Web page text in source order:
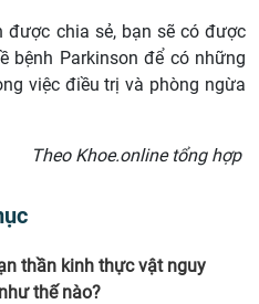
được chia sẻ, bạn sẽ có được
bệnh Parkinson để có những
việc điều trị và phòng ngừa
Theo Khoe.online tổng hợp
thần kinh thực vật nguy
thế nào?